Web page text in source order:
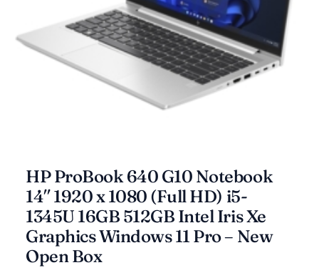
HP ProBook 640 G10 Notebook
14″ 1920 x 1080 (Full HD) i5-
1345U 16GB 512GB Intel Iris Xe
Graphics Windows 11 Pro – New
Open Box